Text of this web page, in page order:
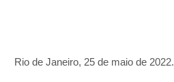
Rio de Janeiro, 25 de maio de 2022.